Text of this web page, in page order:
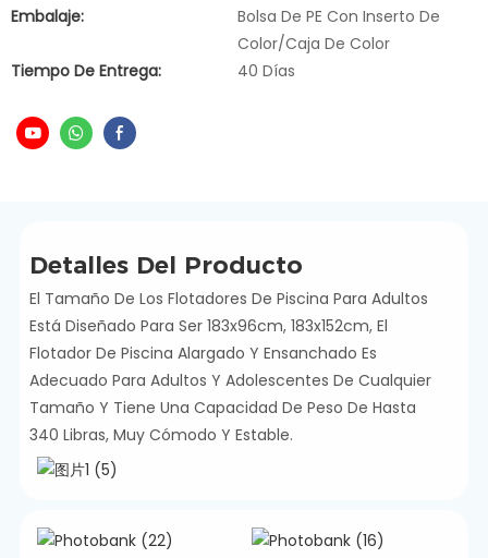
Embalaje:
Bolsa De PE Con Inserto De
Color/caja De Color
Tiempo De Entrega:
40 Días
Detalles Del Producto
El Tamaño De Los Flotadores De Piscina Para Adultos
Está Diseñado Para Ser 183x96cm, 183x152cm, El
Flotador De Piscina Alargado Y Ensanchado Es
Adecuado Para Adultos Y Adolescentes De Cualquier
Tamaño Y Tiene Una Capacidad De Peso De Hasta
340 Libras, Muy Cómodo Y Estable.